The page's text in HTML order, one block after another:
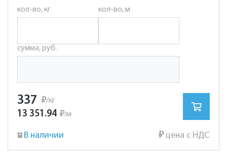
кол-во, кг кол-во, м
сумма, руб.
337 ₽/кг
13 351.94 ₽/м
В наличии ₽цена с НДС